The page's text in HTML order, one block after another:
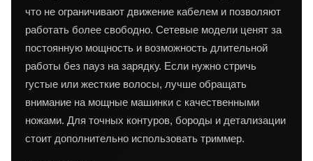
что не ограничивают движение кабелем и позволяют
работать более свободно. Сетевые модели ценят за
постоянную мощность и возможность длительной
работы без пауз на зарядку. Если нужно стричь
густые или жесткие волосы, лучше обращать
внимание на мощные машинки с качественными
ножами. Для точных контуров, бороды и детализации
стоит дополнительно использовать триммер.